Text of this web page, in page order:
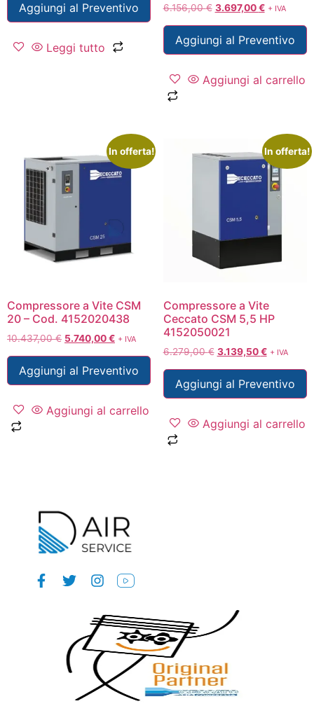
Aggiungi al Preventivo
Leggi tutto
6.156,00€ 3.697,00€ + IVA
Aggiungi al Preventivo
Aggiungi al carrello
In offerta!
Compressore a Vite CSM
20 – Cod. 4152020438
10.437,00€ 5.740,00€ + IVA
Aggiungi al Preventivo
Aggiungi al carrello
In offerta!
Compressore a Vite
Ceccato CSM 5,5 HP
4152050021
6.279,00€ 3.139,50€ + IVA
Aggiungi al Preventivo
Aggiungi al carrello